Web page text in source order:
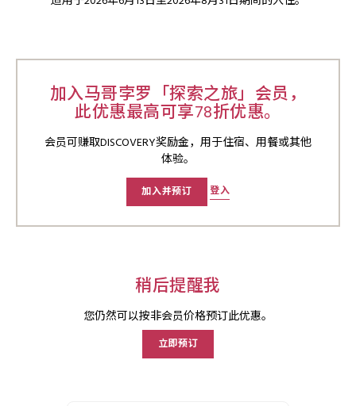
加入马哥孛罗「探索之旅」会员，
此优惠最高可享78折优惠。
会员可赚取DISCOVERY奖励金，用于住宿、用餐或其他
体验。
加入并预订 登入
稍后提醒我
您仍然可以按非会员价格预订此优惠。
立即预订